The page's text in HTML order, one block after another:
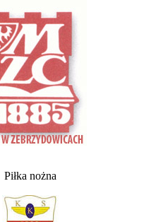
Piłka nożna